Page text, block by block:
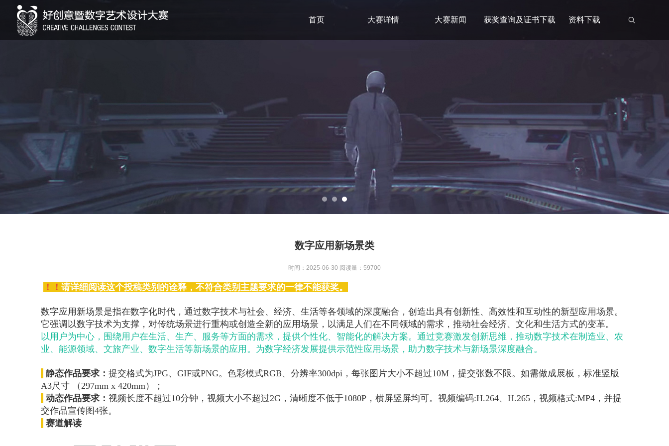
首页 大赛详情 大赛新闻 获奖查询及证书下载 资料下载
数字应用新场景类
时间：2025-06-30 阅读量：59700
！！ 请详细阅读这个投稿类别的诠释，不符合类别主题要求的一律不能获奖。
数字应用新场景是指在数字化时代，通过数字技术与社会、经济、生活等各领域的深度融合，创造出具有创新性、高效性和互动性的新型应用场景。
它强调以数字技术为支撑，对传统场景进行重构或创造全新的应用场景，以满足人们在不同领域的需求，推动社会经济、文化和生活方式的变革。
以用户为中心，围绕用户在生活、生产、服务等方面的需求，提供个性化、智能化的解决方案。通过竞赛激发创新思维，推动数字技术在制造业、农
业、能源领域、文旅产业、数字生活等新场景的应用。为数字经济发展提供示范性应用场景，助力数字技术与新场景深度融合。
静态作品要求： 提交格式为JPG、GIF或PNG。色彩模式RGB、分辨率300dpi，每张图片大小不超过10M，提交张数不限。如需做成展板，标准竖版
A3尺寸 （297mm x 420mm）；
动态作品要求： 视频长度不超过10分钟，视频大小不超过2G，清晰度不低于1080P，横屏竖屏均可。视频编码:H.264、H.265，视频格式:MP4，并提
交作品宣传图4张。
赛道解读